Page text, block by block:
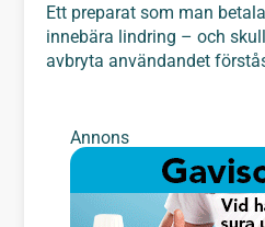
Ett preparat som man
innebära lindring – och
avbryta användandet
Annons